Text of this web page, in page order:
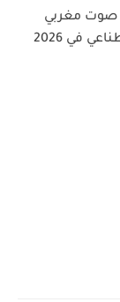
مغربي
في 2026